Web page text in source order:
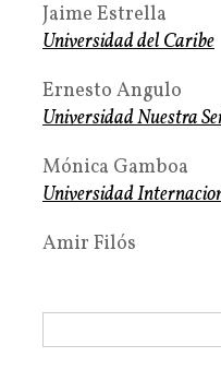
Jaime Estrella
Universidad del Caribe
Ernesto Angulo
Universidad Nuestra
Mónica Gamboa
Universidad
Amir Filós